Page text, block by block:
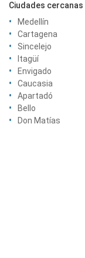
Ciudades cercanas
Medellín
Cartagena
Sincelejo
Itagüí
Envigado
Caucasia
Apartadó
Bello
Don Matías